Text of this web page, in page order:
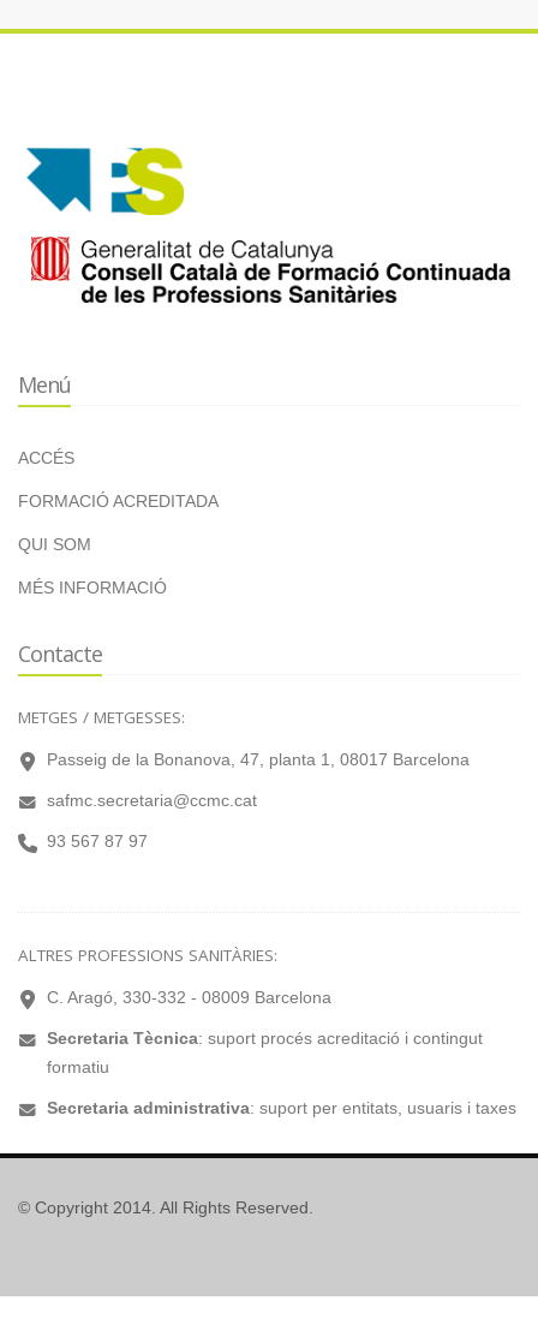
Menú
ACCÉS
FORMACIÓ ACREDITADA
QUI SOM
MÉS INFORMACIÓ
Contacte
METGES / METGESSES:
Passeig de la Bonanova, 47, planta 1, 08017 Barcelona
safmc.secretaria@ccmc.cat
93 567 87 97
ALTRES PROFESSIONS SANITÀRIES:
C. Aragó, 330-332 - 08009 Barcelona
Secretaria Tècnica: suport procés acreditació i contingut
formatiu
Secretaria administrativa: suport per entitats, usuaris i taxes
© Copyright 2014. All Rights Reserved.